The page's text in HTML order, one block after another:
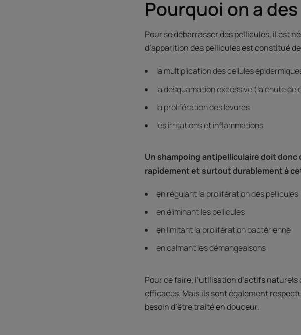
Pourquoi on a
Pour se débarrasser des pellicules, il est
d’apparition des pellicules est constitué
la multiplication des cellules
la desquamation excessive (la chute de
la prolifération des levures
les irritations et inflammations
Un shampoing antipelliculaire doit
rapidement et surtout durablement à
en régulant la prolifération des pellicules
en éliminant les pellicules
en limitant la prolifération bactérienne
en calmant les démangeaisons
Pour ce faire, l’utilisation d’actifs
efficaces. Mais ils sont également
besoin d’être traité en douceur.